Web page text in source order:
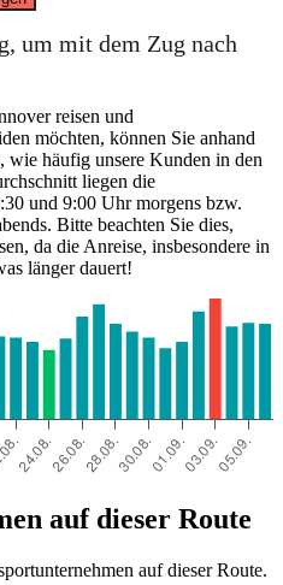
um mit dem Zug nach
reisen und
möchten, können Sie anhand
häufig unsere Kunden in den
liegen die
und 9:00 Uhr morgens bzw.
Bitte beachten Sie dies,
da die Anreise, insbesondere in
länger dauert!
auf dieser Route
auf dieser Route.